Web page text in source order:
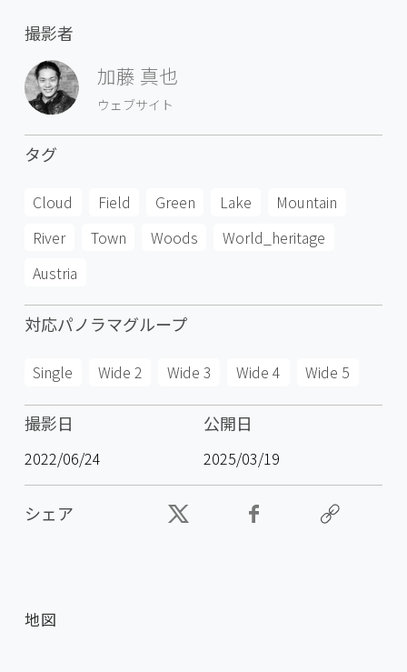
撮影者
加藤 真也
ウェブサイト
タグ
Cloud Field Green Lake
Mountain
River
Town Woods
World_heritage
Austria
対応パノラマグループ
Single Wide 2 Wide 3 Wide 4 Wide 5
撮影日
2022/06/24
公開日
2025/03/19
シェア
地図